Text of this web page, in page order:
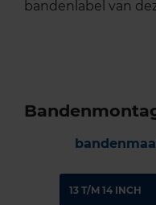
bandenlabel van